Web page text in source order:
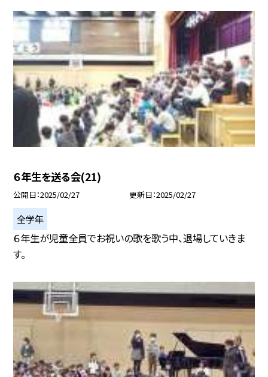
６年生を送る会(21)
公開日 2025/02/27 更新日 2025/02/27
全学年
６年生が児童全員でお祝いの歌を歌う中、退場していきま
す。